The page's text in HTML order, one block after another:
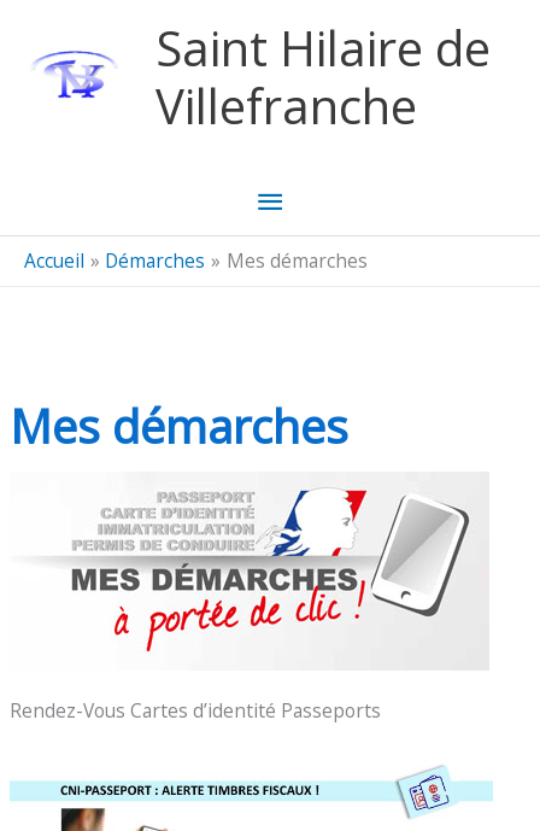
Saint Hilaire de
Villefranche
Menu
principal
Accueil Démarches Mes démarches
Mes démarches
Rendez-Vous Cartes d’identité Passeports